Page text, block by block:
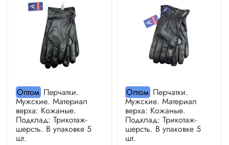
ОптомПерчатки.
Мужские. Материал
верха: Кожаные.
Подклад: Трикотаж-
шерсть. В упаковке 5
шт.
ОптомПерчатки.
Мужские. Материал
верха: Кожаные.
Подклад: Трикотаж-
шерсть. В упаковке 5
шт.